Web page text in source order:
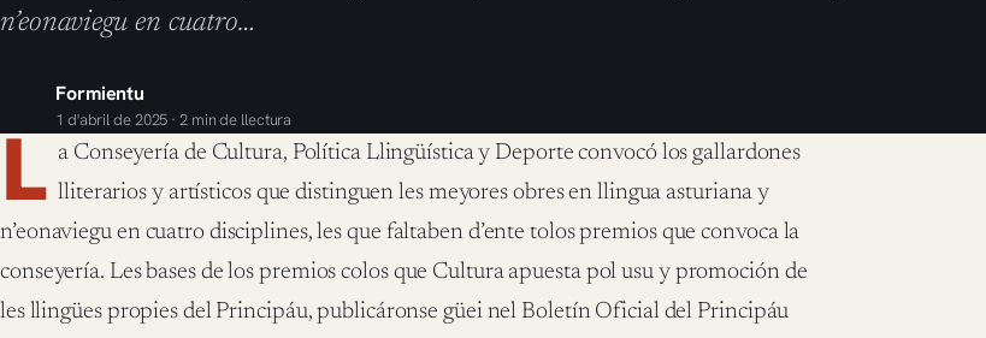
n’eonaviegu en cuatro…
Formientu
1 d'abril de 2025 · 2 min de llectura
L a Conseyería de Cultura, Política Llingüística y Deporte convocó los gallardones
lliterarios y artísticos que distinguen les meyores obres en llingua asturiana y
n’eonaviegu en cuatro disciplines, les que faltaben d’ente tolos premios que convoca la
conseyería. Les bases de los premios colos que Cultura apuesta pol usu y promoción de
les llingües propies del Principáu, publicáronse güei nel Boletín Oficial del Principáu